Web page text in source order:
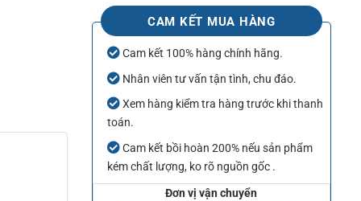
CAM KẾT MUA HÀNG
Cam kết 100% hàng chính hãng.
Nhân viên tư vấn tận tình, chu đáo.
Xem hàng kiểm tra hàng trước khi thanh
toán.
Cam kết bồi hoàn 200% nếu sản phẩm
kém chất lượng, ko rõ nguồn gốc .
Đơn vị vận chuyển